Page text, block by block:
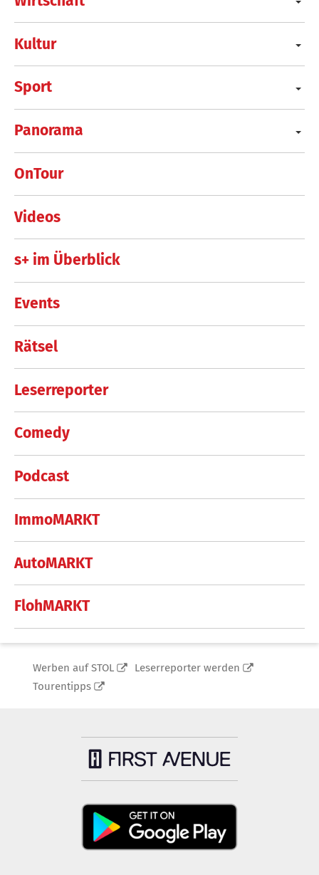
Kultur
Sport
Panorama
OnTour
Videos
s+ im Überblick
Events
Rätsel
Leserreporter
Comedy
Podcast
ImmoMARKT
AutoMARKT
FlohMARKT
Werben auf STOL
Leserreporter werden
Tourentipps